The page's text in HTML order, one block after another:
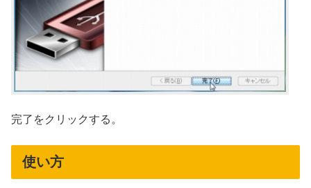
完了をクリックする。
使い方